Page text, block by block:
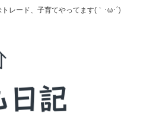
レード、子育てやってます(｀･ω･´)